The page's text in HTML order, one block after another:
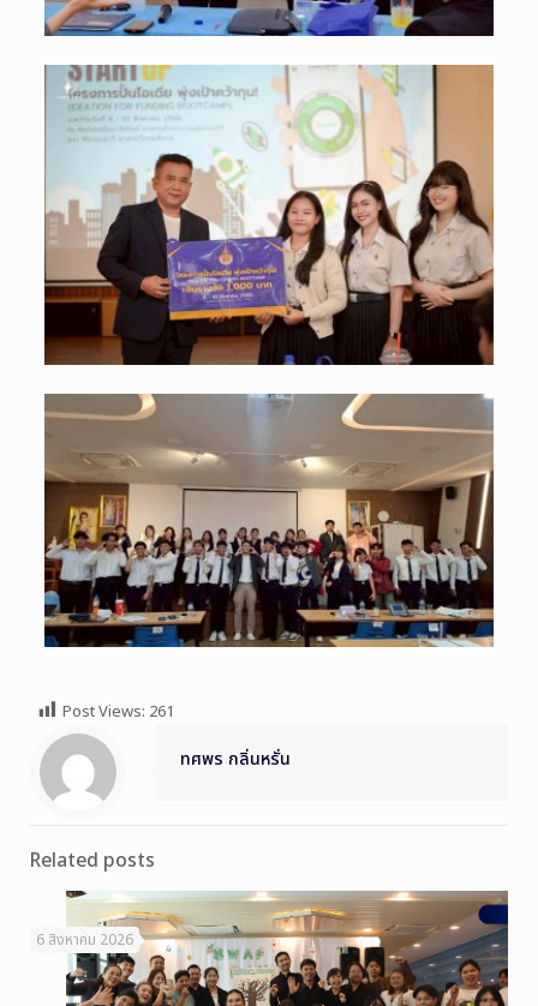
Post Views: 261
ทศพร กลิ่นหรั่น
Related posts
6 สิงหาคม 2026